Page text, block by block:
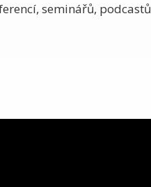
seminářů, podcastů